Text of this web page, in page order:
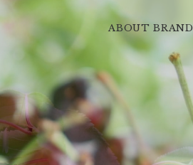
ABOUT BRAND